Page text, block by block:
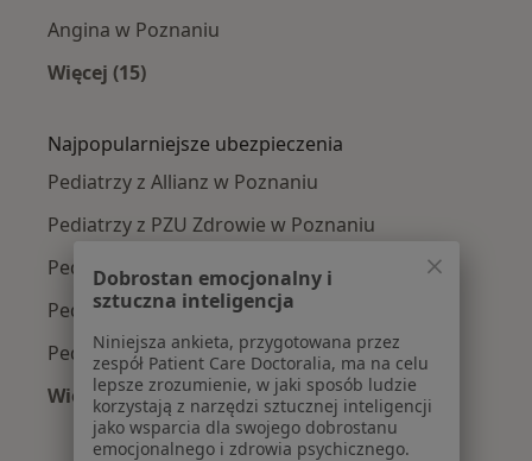
Angina w Poznaniu
Więcej (15)
Najpopularniejsze ubezpieczenia
Pediatrzy z Allianz w Poznaniu
Pediatrzy z PZU Zdrowie w Poznaniu
Pediatrzy z Enel-med w Poznaniu
Pediatrzy z NFZ w Poznaniu
Pediatrzy z TELEMEDI w Poznaniu
Więcej (9)
Więcej w kategorii: Najpopularniejsze
Dobrostan emocjonalny i
sztuczna inteligencja
Niniejsza ankieta, przygotowana przez
zespół Patient Care Doctoralia, ma na celu
lepsze zrozumienie, w jaki sposób ludzie
korzystają z narzędzi sztucznej inteligencji
jako wsparcia dla swojego dobrostanu
emocjonalnego i zdrowia psychicznego.